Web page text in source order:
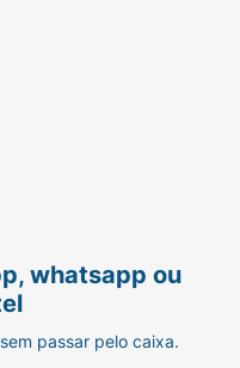
whatsapp ou
passar pelo caixa.